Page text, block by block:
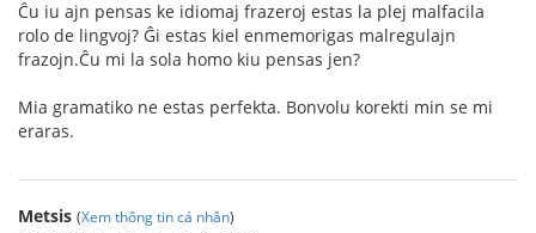
Ĉu iu ajn pensas ke idiomaj frazeroj estas la plej malfacila
rolo de lingvoj? Ĝi estas kiel enmemorigas malregulajn
frazojn.Ĉu mi la sola homo kiu pensas jen?
Mia gramatiko ne estas perfekta. Bonvolu korekti min se mi
eraras.
Metsis (Xem thông tin cá nhân)